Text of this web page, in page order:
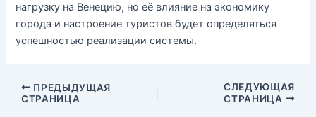
нагрузку на Венецию, но её влияние на экономику
города и настроение туристов будет определяться
успешностью реализации системы.
ПРЕДЫДУЩАЯ
СТРАНИЦА
СЛЕДУЮЩАЯ
СТРАНИЦА